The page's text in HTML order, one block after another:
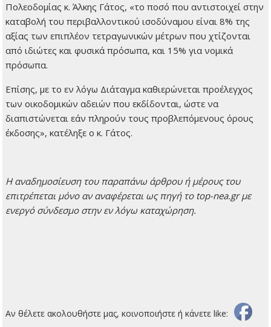
Πολεοδομίας κ. Άλκης Γάτος, «το ποσό που αντιστοιχεί στην
καταβολή του περιβαλλοντικού ισοδύναμου είναι 8% της
αξίας των επιπλέον τετραγωνικών μέτρων που χτίζονται
από ιδιώτες και φυσικά πρόσωπα, και 15% για νομικά
πρόσωπα.
Επίσης, με το εν λόγω Διάταγμα καθιερώνεται προέλεγχος
των οικοδομικών αδειών που εκδίδονται, ώστε να
διαπιστώνεται εάν πληρούν τους προβλεπόμενους όρους
έκδοσης», κατέληξε ο κ. Γάτος.
H αναδημοσίευση του παραπάνω άρθρου ή μέρους του
επιτρέπεται μόνο αν αναφέρεται ως πηγή το top-nea.gr με
ενεργό σύνδεσμο στην εν λόγω καταχώρηση.
Αν θέλετε ακολουθήστε μας, κοινοποιήστε ή κάνετε like: